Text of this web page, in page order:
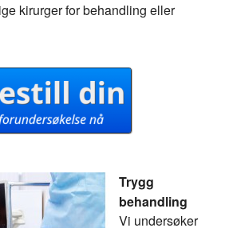
kirurger for behandling eller
Trygg
behandling
Vi undersøker